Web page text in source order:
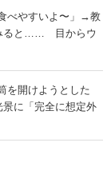
べやすいよ〜」→教
みると…… 目からウ
を開けようとした
に「完全に想定外